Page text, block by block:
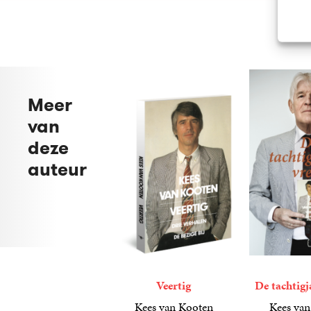
Meer
van
deze
auteur
Veertig
Kees van Kooten
De
Kees